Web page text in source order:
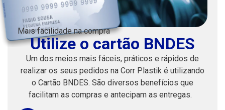
Mais facilidade na compra
Utilize o cartão BNDES
Um dos meios mais fáceis, práticos e rápidos de
realizar os seus pedidos na Corr Plastik é utilizando
o Cartão BNDES. São diversos benefícios que
facilitam as compras e antecipam as entregas.